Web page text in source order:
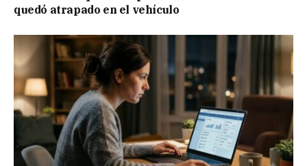
quedó atrapado en el vehículo